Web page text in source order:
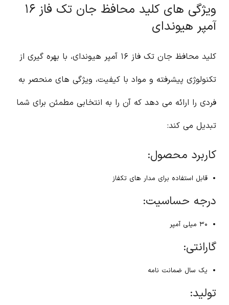
ویژگی های کلید محافظ جان تک فاز ۱۶
آمپر هیوندای
کلید محافظ جان تک فاز ۱۶ آمپر هیوندای، با بهره گیری از
تکنولوژی پیشرفته و مواد با کیفیت، ویژگی های منحصر به
فردی را ارائه می دهد که آن را به انتخابی مطمئن برای شما
تبدیل می کند:
کاربرد محصول:
قابل استفاده برای مدار های تکفاز
درجه حساسیت:
۳۰ میلی آمپر
گارانتی:
یک سال ضمانت نامه
تولید: